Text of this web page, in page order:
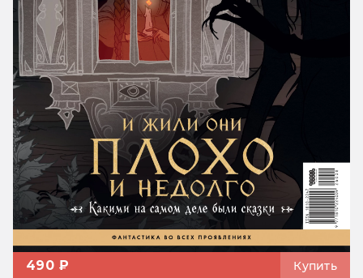
490 ₽ Купить